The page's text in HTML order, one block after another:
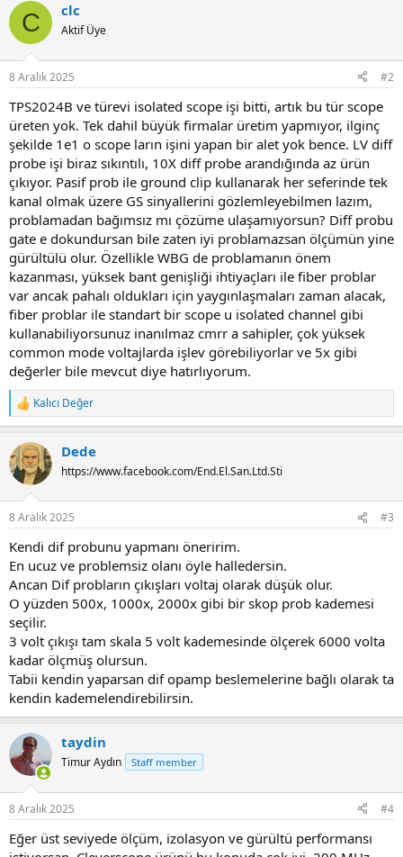
c
i
s
C clc
Aktif Üye
8 Aralık 2025 #2
TPS2024B ve türevi isolated scope işi bitti, artık bu tür scope
üreten yok. Tek dahil büyük firmalar üretim yapmıyor, ilginç
şekilde 1e1 o scope ların işini yapan bir alet yok bence. LV diff
probe işi biraz sıkıntılı, 10X diff probe arandığında az ürün
çıkıyor. Pasif prob ile ground clip kullanarak her seferinde tek
kanal olmak üzere GS sinyallerini gözlemleyebilmen lazım,
problamadan bağımsız mı çözüme ulaşamıyorsun? Diff probu
gate e dokundursan bile zaten iyi problamazsan ölçümün yine
gürültülü olur. Özellikle WBG de problamanın önem
kazanması, yüksek bant genişliği ihtiyaçları ile fiber problar
var ancak pahalı oldukları için yaygınlaşmaları zaman alacak,
fiber problar ile standart bir scope u isolated channel gibi
kullanabiliyorsunuz inanılmaz cmrr a sahipler, çok yüksek
common mode voltajlarda işlev görebiliyorlar ve 5x gibi
değerler bile mevcut diye hatırlıyorum.
R
e
c
t
i
s
Kalıcı Değer
Dede
https://www.facebook.com/End.El.San.Ltd.Sti
8 Aralık 2025 #3
Kendi dif probunu yapmanı öneririm.
En ucuz ve problemsiz olanı öyle halledersin.
Ancan Dif probların çıkışları voltaj olarak düşük olur.
O yüzden 500x, 1000x, 2000x gibi bir skop prob kademesi
seçilir.
3 volt çıkışı tam skala 5 volt kademesinde ölçerek 6000 volta
kadar ölçmüş olursun.
Tabii kendin yaparsan dif opamp beslemelerine bağlı olarak ta
kendin kademelendirebilirsin.
taydin
Timur Aydın Staff member
8 Aralık 2025 #4
Eğer üst seviyede ölçüm, izolasyon ve gürültü performansı